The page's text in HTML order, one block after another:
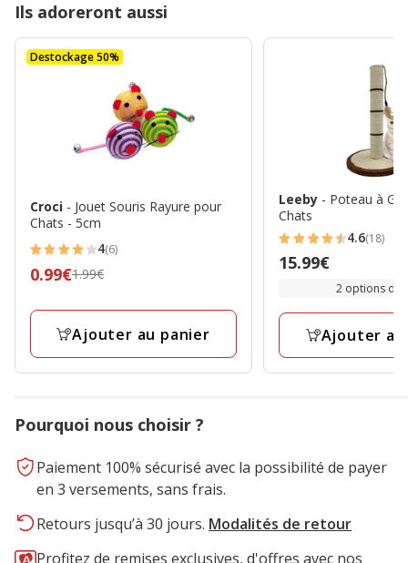
Ils adoreront aussi
Destockage 50%
Croci - Jouet Souris Rayure pour
Chats - 5cm
4
étoiles
4(6)
Prix
1.99€,
final
0.99€1.99€
Ajouter au panier
Leeby - Poteau à
Chats
4.6
étoiles
18
4.6(18)
Prix
15.99€
2 options de
Ajouter
Pourquoi nous choisir ?
Paiement 100% sécurisé avec la possibilité de payer
en 3 versements, sans frais.
Retours jusqu’à 30 jours. Modalités de retour
Profitez de remises exclusives, d'offres avec nos